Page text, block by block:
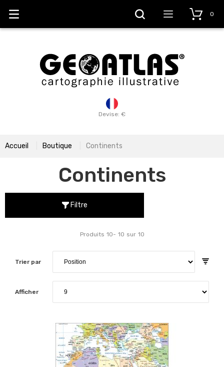
Devise: €
0
Accueil Boutique Continents
Continents
Filtre
Trier par
Produits 10- 10 sur 10
Afficher